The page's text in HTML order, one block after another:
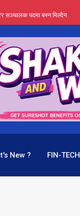
सञ्चालक पदमा बस्न मिल्दैन
तलब, वर्षमै ९२ हजार घाटा !
क्षमता
बैंक किन मौन ?
New ? FIN-TECH